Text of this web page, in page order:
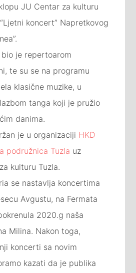
JU Centar za kulturu
koncert” Napretkovog
je repertoarom
te su se na programu
klasične muzike, u
tanga koji je pružio
danima.
je u organizaciji HKD
podružnica Tuzla uz
kulturu Tuzla.
se nastavlja koncertima
Avgustu, na Fermata
2020.g naša
Milina. Nakon toga,
koncerti sa novim
kazati da je publika